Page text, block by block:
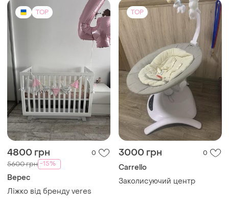
TOP
4800 грн 0
5600 грн -15%
Верес
Ліжко від бренду veres
TOP
3000 грн 0
Carrello
Заколисуючий центр